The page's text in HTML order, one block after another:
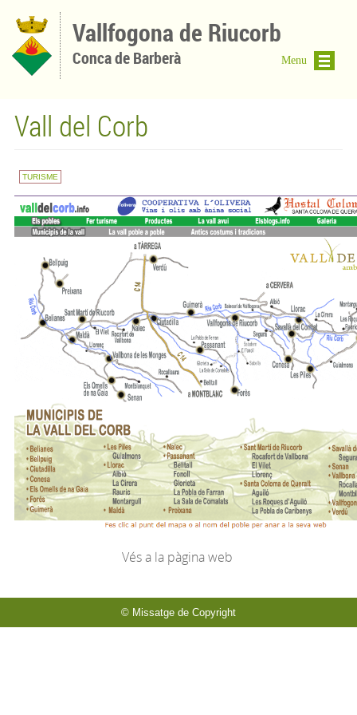
Vallfogona de Riucorb
Conca de Barberà
Vall del Corb
TURISME
Vésa la pàginaweb
© Missatge de Copyright
Menu